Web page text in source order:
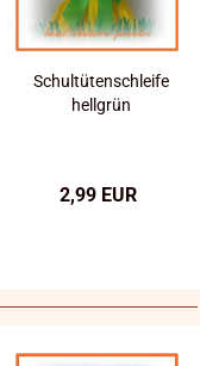
Schultütenschleife
hellgrün
2,99 EUR